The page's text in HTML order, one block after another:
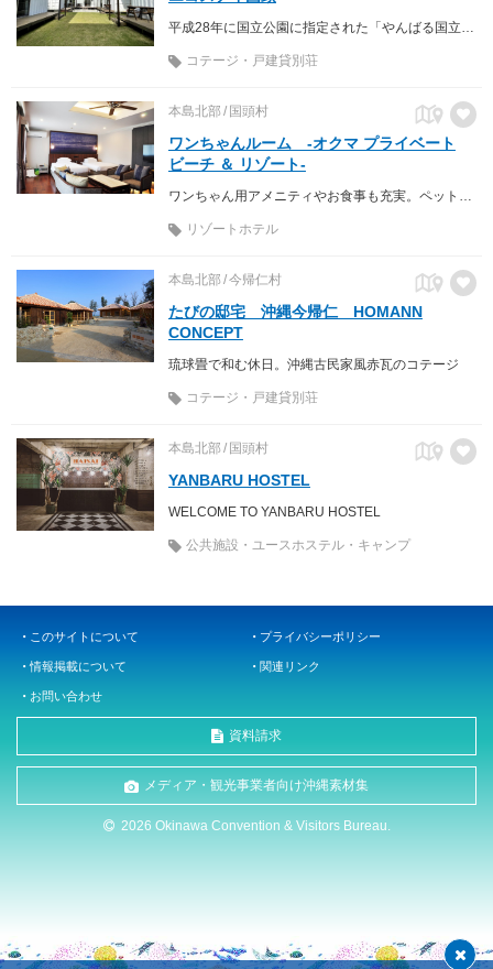
コテージ・戸建貸別荘
本島北部 国頭村
ワンちゃんルーム -オクマ プライベート
ビーチ ＆ リゾート-
リゾートホテル
本島北部 今帰仁村
たびの邸宅 沖縄今帰仁 HOMANN
CONCEPT
琉球畳で和む休日。沖縄古民家風赤瓦のコテージ
コテージ・戸建貸別荘
本島北部 国頭村
YANBARU HOSTEL
WELCOME TO YANBARU HOSTEL
公共施設・ユースホステル・キャンプ
このサイトについて プライバシーポリシー
情報掲載について 関連リンク
お問い合わせ
資料請求
メディア・観光事業者向け沖縄素材集
2026 Okinawa Convention & Visitors Bureau.